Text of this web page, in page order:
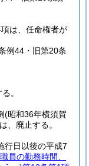
は、任命権者が
例44・旧第20条
。
(昭和36年横須賀
は、廃止する。
行日以後の平成7
職員の勤務時間、